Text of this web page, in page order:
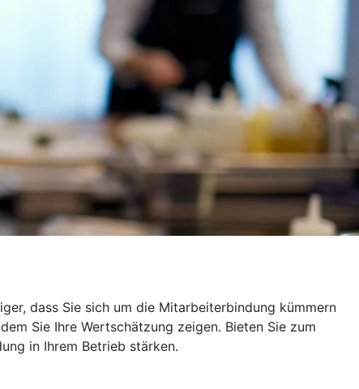
dass Sie sich um die Mitarbeiterbindung kümmern
Sie Ihre Wertschätzung zeigen. Bieten Sie zum
in Ihrem Betrieb stärken.